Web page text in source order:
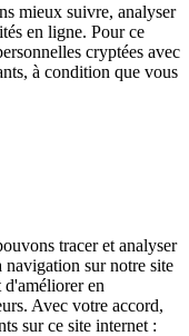
mieux suivre, analyser
en ligne. Pour ce
cryptées avec
à condition que vous
tracer et analyser
navigation sur notre site
en
Avec votre accord,
sur ce site internet :